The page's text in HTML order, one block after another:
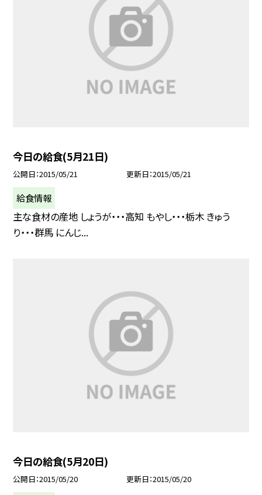
今日の給食(5月21日)
公開日 2015/05/21 更新日 2015/05/21
給食情報
主な食材の産地 しょうが・・・高知 もやし・・・栃木 きゅう
り・・・群馬 にんじ...
今日の給食(5月20日)
公開日 2015/05/20 更新日 2015/05/20